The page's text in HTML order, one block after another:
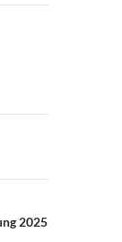
2025